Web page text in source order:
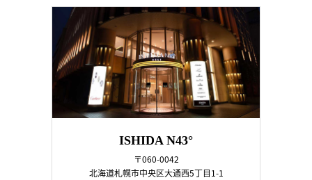
ISHIDA N43°
〒060-0042
北海道札幌市中央区大通西5丁目1-1